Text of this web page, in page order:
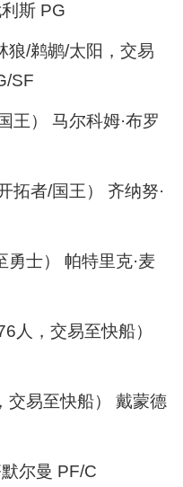
斯 PG
狼/鹈鹕/太阳，交易
SF
王） 马尔科姆·布罗
拓者/国王） 齐纳努·
士） 帕特里克·麦
人，交易至快船）
交易至快船） 戴蒙德
尔曼 PF/C